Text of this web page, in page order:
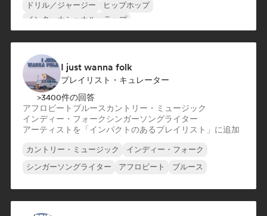
ドリル／ジャージー
ヒップホップ
インターナショナル・ラップ
I just wanna folk
プレイリスト・キュレーター
>3400件の回答
アフロビート ブルース カントリー・ミュージック
インディー・フォークシンガーソングライター
アーティストを「インパクトのあるプレイリスト」に追加
カントリー・ミュージック
インディー・フォーク
シンガーソングライター
アフロビート ブルース